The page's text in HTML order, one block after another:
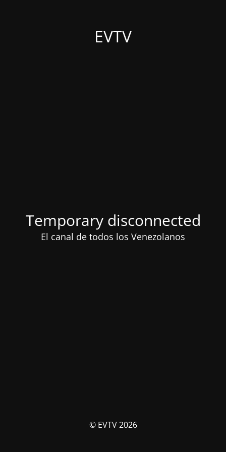
EVTV
Temporary disconnected
El canal de todos los Venezolanos
© EVTV 2026